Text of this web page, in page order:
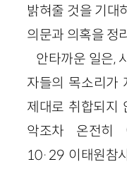
밝혀줄 것을 기대
의문과 의혹을 정
안타까운 일은,
자들의 목소리가
제대로 취합되지
악조차 온전히
10·29 이태원참